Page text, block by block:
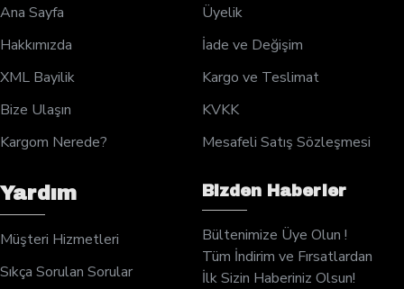
Ana Sayfa
Hakkımızda
XML Bayilik
Bize Ulaşın
Kargom Nerede?
Üyelik
İade ve Değişim
Kargo ve Teslimat
KVKK
Mesafeli Satış Sözleşmesi
Yardım
Müşteri Hizmetleri
Sıkça Sorulan Sorular
Bizden Haberler
Bültenimize Üye Olun !
Tüm İndirim ve Fırsatlardan
İlk Sizin Haberiniz Olsun!